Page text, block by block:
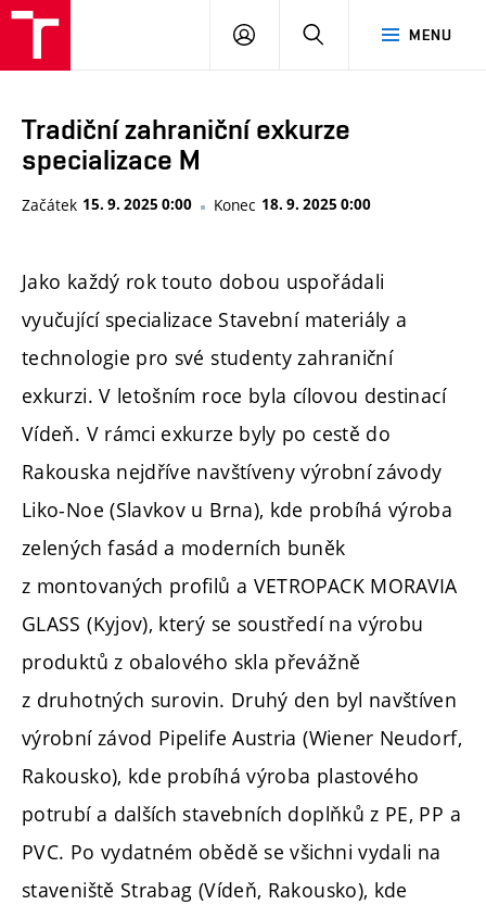
Brno
MENU
PŘIHLÁSIT
Tradiční zahraniční exkurze
specializace M
Začátek 15. 9. 2025 0:00 Konec 18. 9. 2025 0:00
Jako každý rok touto dobou uspořádali
vyučující specializace Stavební materiály a
technologie pro své studenty zahraniční
exkurzi. V letošním roce byla cílovou destinací
Vídeň. V rámci exkurze byly po cestě do
Rakouska nejdříve navštíveny výrobní závody
Liko-Noe (Slavkov u Brna), kde probíhá výroba
zelených fasád a moderních buněk
z montovaných profilů a VETROPACK MORAVIA
GLASS (Kyjov), který se soustředí na výrobu
produktů z obalového skla převážně
z druhotných surovin. Druhý den byl navštíven
výrobní závod Pipelife Austria (Wiener Neudorf,
Rakousko), kde probíhá výroba plastového
potrubí a dalších stavebních doplňků z PE, PP a
PVC. Po vydatném obědě se všichni vydali na
staveniště Strabag (Vídeň, Rakousko), kde